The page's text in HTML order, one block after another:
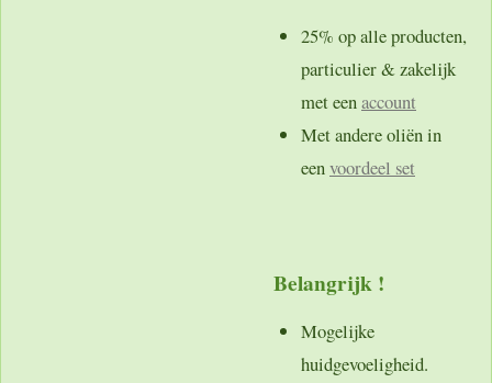
25% op alle producten,
particulier & zakelijk
met eenaccount
Met andere oliën in
eenvoordeel set
Belangrijk !
Mogelijke
huidgevoeligheid.